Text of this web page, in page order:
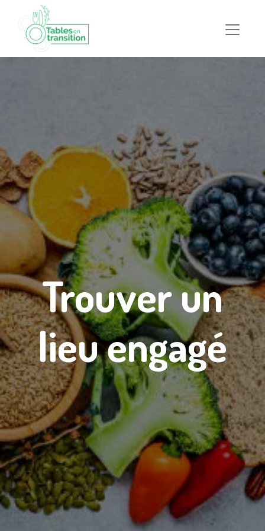
Trouver un
lieu engagé​